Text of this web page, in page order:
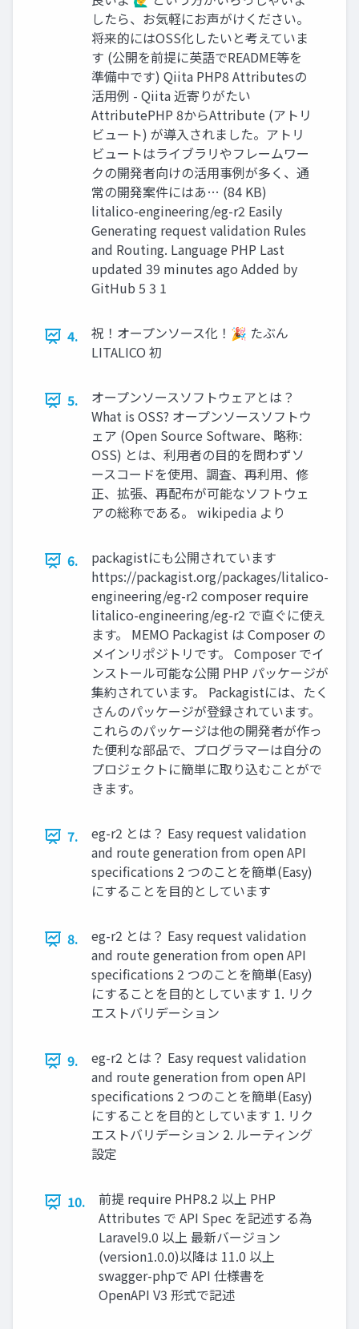
したら、お気軽にお声がけください。
将来的にはOSS化したいと考えていま
す (公開を前提に英語でREADME等を
準備中です) Qiita PHP8 Attributesの
活用例 - Qiita 近寄りがたい
AttributePHP 8からAttribute (アトリ
ビュート) が導入されました。アトリ
ビュートはライブラリやフレームワー
クの開発者向けの活用事例が多く、通
常の開発案件にはあ… (84 KB)
litalico-engineering/eg-r2 Easily
Generating request validation Rules
and Routing. Language PHP Last
updated 39 minutes ago Added by
GitHub 5 3 1
4.
祝！オープンソース化！🎉 たぶん
LITALICO 初
5.
オープンソースソフトウェアとは？
What is OSS? オープンソースソフトウ
ェア (Open Source Software、略称:
OSS) とは、利用者の目的を問わずソ
ースコードを使用、調査、再利用、修
正、拡張、再配布が可能なソフトウェ
アの総称である。 wikipedia より
6.
packagistにも公開されています
https://packagist.org/packages/litalico-
engineering/eg-r2 composer require
litalico-engineering/eg-r2 で直ぐに使え
ます。 MEMO Packagist は Composer の
メインリポジトリです。 Composer でイ
ンストール可能な公開 PHP パッケージが
集約されています。 Packagistには、たく
さんのパッケージが登録されています。
これらのパッケージは他の開発者が作っ
た便利な部品で、プログラマーは自分の
プロジェクトに簡単に取り込むことがで
きます。
7.
eg-r2 とは？ Easy request validation
and route generation from open API
specifications 2 つのことを簡単(Easy)
にすることを目的としています
8.
eg-r2 とは？ Easy request validation
and route generation from open API
specifications 2 つのことを簡単(Easy)
にすることを目的としています 1. リク
エストバリデーション
9.
eg-r2 とは？ Easy request validation
and route generation from open API
specifications 2 つのことを簡単(Easy)
にすることを目的としています 1. リク
エストバリデーション 2. ルーティング
設定
10.
前提 require PHP8.2 以上 PHP
Attributes で API Spec を記述する為
Laravel9.0 以上 最新バージョン
(version1.0.0)以降は 11.0 以上
swagger-phpで API 仕様書を
OpenAPI V3 形式で記述